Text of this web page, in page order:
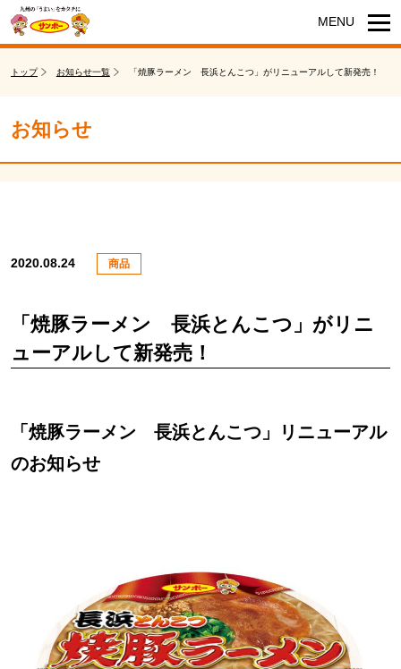
トップ お知らせ一覧 「焼豚ラーメン 長浜とんこつ」がリニューアルして新発売！
お知らせ
2020.08.24 商品
「焼豚ラーメン 長浜とんこつ」がリニ
ューアルして新発売！
「焼豚ラーメン 長浜とんこつ」リニューアル
のお知らせ